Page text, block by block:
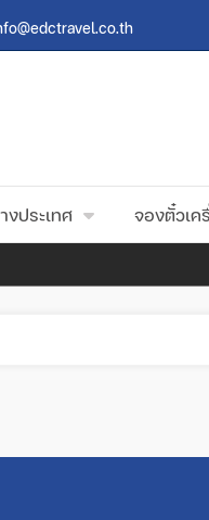
งประเทศ จองตั๋วเค